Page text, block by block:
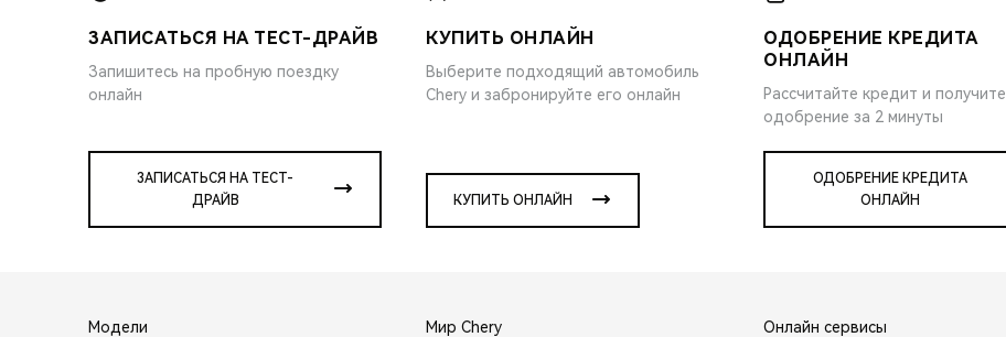
ЗАПИСАТЬСЯ НА ТЕСТ-ДРАЙВ
Запишитесь на пробную поездку
онлайн
ЗАПИСАТЬСЯ НА ТЕСТ-
ДРАЙВ
КУПИТЬ ОНЛАЙН
Выберите подходящий автомобиль
Chery и забронируйте его онлайн
КУПИТЬ ОНЛАЙН
ОДОБРЕНИЕ КРЕДИТА
ОНЛАЙН
Рассчитайте кредит и получите
одобрение за 2 минуты
ОДОБРЕНИЕ КРЕДИТА
ОНЛАЙН
Модели Мир Chery Онлайн сервисы